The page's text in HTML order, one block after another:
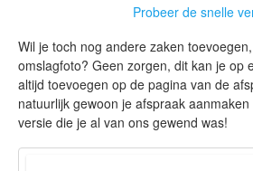
Probeer de snelle
Wil je toch nog andere zaken
omslagfoto? Geen zorgen, dit kan je op
altijd toevoegen op de pagina van de
natuurlijk gewoon je afspraak
versie die je al van ons gewend was!